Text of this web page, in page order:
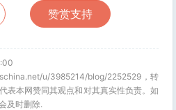
赞赏支持
u/3985214/blog/2252529，转
表本网赞同其观点和对其真实性负责。如
及时删除.